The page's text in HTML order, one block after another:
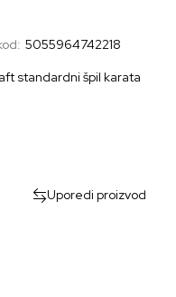
5055964742218
standardni špil karata
Uporedi proizvod